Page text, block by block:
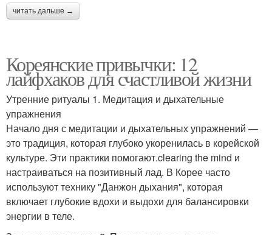
читать дальше →
Кореянские привычки: 12
лайфхаков для счастливой жизни
Утренние ритуалы 1. Медитация и дыхательные
упражнения
Начало дня с медитации и дыхательных упражнений —
это традиция, которая глубоко укоренилась в корейской
культуре. Эти практики помогают.clearing the mind и
настраиваться на позитивный лад. В Корее часто
используют технику "Данжон дыхания", которая
включает глубокие вдохи и выдохи для балансировки
энергии в теле.